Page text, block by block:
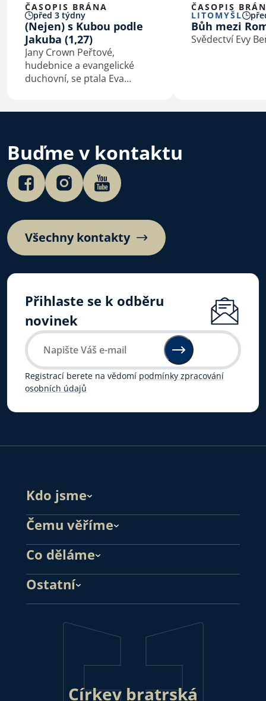
ČASOPIS BRÁNA
před 3 týdny
(Nejen) s Kubou podle
Jakuba (1,27)
Jany Crown Peřtové,
hudebnice a evangelické
duchovní, se ptala Eva
ČASOPIS
LITOMYŠL
Bůh mezi
Svědectví Evy
Buďme v kontaktu
Všechny kontakty
Přihlaste se k odběru
novinek
Registrací berete na vědomí podmínky zpracování
osobních údajů
Kdo jsme
Čemu věříme
Co děláme
Ostatní
Církev bratrská